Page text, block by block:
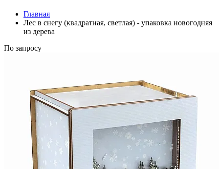
Главная
Лес в снегу (квадратная, светлая) - упаковка новогодняя
из дерева
По запросу